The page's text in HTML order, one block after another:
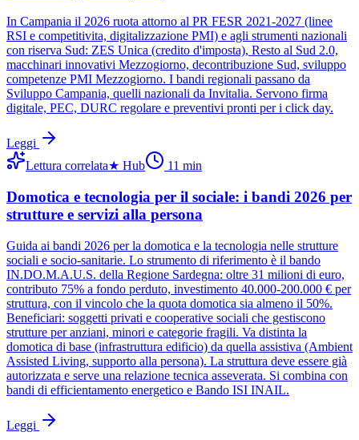
In Campania il 2026 ruota attorno al PR FESR 2021-2027 (linee
RSI e competitivita, digitalizzazione PMI) e agli strumenti nazionali
con riserva Sud: ZES Unica (credito d'imposta), Resto al Sud 2.0,
macchinari innovativi Mezzogiorno, decontribuzione Sud, sviluppo
competenze PMI Mezzogiorno. I bandi regionali passano da
Sviluppo Campania, quelli nazionali da Invitalia. Servono firma
digitale, PEC, DURC regolare e preventivi pronti per i click day.
Leggi
Lettura correlata★ Hub 11 min
Domotica e tecnologia per il sociale: i bandi 2026 per
strutture e servizi alla persona
Guida ai bandi 2026 per la domotica e la tecnologia nelle strutture
sociali e socio-sanitarie. Lo strumento di riferimento è il bando
IN.DO.M.A.U.S. della Regione Sardegna: oltre 31 milioni di euro,
contributo 75% a fondo perduto, investimento 40.000-200.000 € per
struttura, con il vincolo che la quota domotica sia almeno il 50%.
Beneficiari: soggetti privati e cooperative sociali che gestiscono
strutture per anziani, minori e categorie fragili. Va distinta la
domotica di base (infrastruttura edificio) da quella assistiva (Ambient
Assisted Living, supporto alla persona). La struttura deve essere già
autorizzata e serve una relazione tecnica asseverata. Si combina con
bandi di efficientamento energetico e Bando ISI INAIL.
Leggi